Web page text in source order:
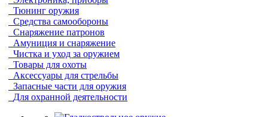
Тюнинг оружия
Средства самообороны
Снаряжение патронов
Амуниция и снаряжение
Чистка и уход за оружием
Товары для охоты
Аксессуары для стрельбы
Запасные части для оружия
Для охранной деятельности